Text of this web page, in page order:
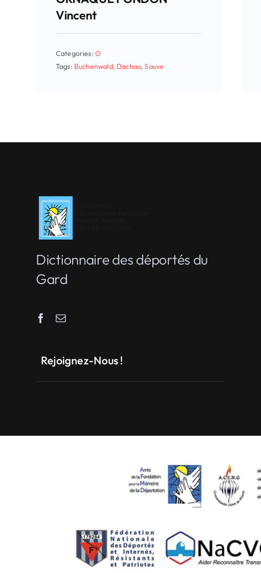
Vincent
Categories: O
Tags: Buchenwald, Dachau,Sauve
Dictionnaire des déportés du
Gard
Rejoignez-Nous !